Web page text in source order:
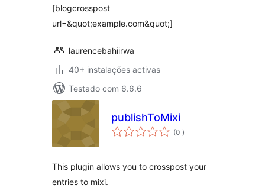
[blogcrosspost
url=&quot;example.com&quot;]
laurencebahiirwa
40+ instalações activas
Testado com 6.6.6
publishToMixi
(0 classificações
)
This plugin allows you to crosspost your
entries to mixi.